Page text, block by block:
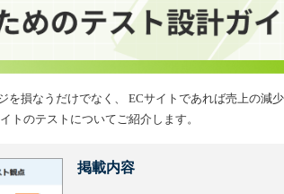
を損なうだけでなく、 ECサイトであれば売上の減
トのテストについてご紹介します。
掲載内容